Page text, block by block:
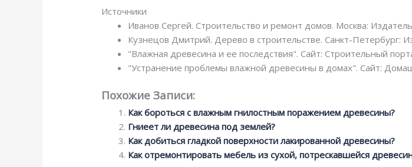
Источники
Иванов Сергей. Строительство и ремонт домов. Москва:
Кузнецов Дмитрий. Дерево в строительстве. Санкт-Петербург:
"Влажная древесина и ее последствия". Сайт: Строительный
"Устранение проблемы влажной древесины в домах". Сайт:
Похожие Записи:
Как бороться с влажным гнилостным поражением древесины?
Гниеет ли древесина под землей?
Как добиться гладкой поверхности лакированной древесины?
Как отремонтировать мебель из сухой, потрескавшейся